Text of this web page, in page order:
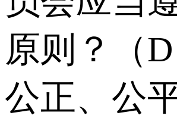
原则？（D
公正、公